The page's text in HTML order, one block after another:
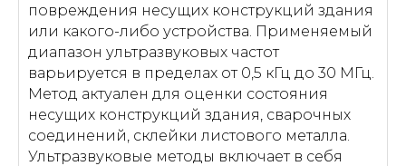
повреждения несущих конструкций здания
или какого-либо устройства. Применяемый
диапазон ультразвуковых частот
варьируется в пределах от 0,5 кГц до 30 МГц.
Метод актуален для оценки состояния
несущих конструкций здания, сварочных
соединений, склейки листового металла.
Ультразвуковые методы включает в себя